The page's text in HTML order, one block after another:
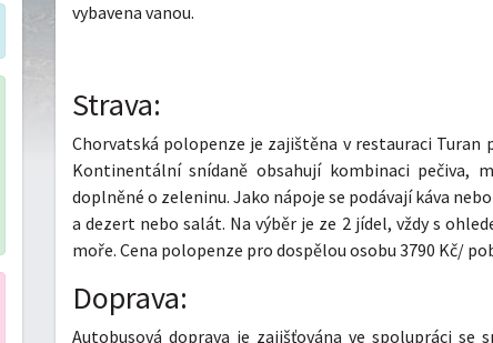
vybavena vanou.
Strava:
Chorvatská polopenze je zajištěna v restauraci Turan
Kontinentální snídaně obsahují kombinaci pečiva,
doplněné o zeleninu. Jako nápoje se podávají káva
a dezert nebo salát. Na výběr je ze 2 jídel, vždy s
moře. Cena polopenze pro dospělou osobu 3790 Kč/
Doprava:
Autobusová doprava je zajišťována ve spolupráci